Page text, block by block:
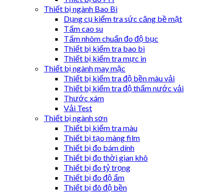
Thiết bị ngành Bao Bì
Dụng cụ kiểm tra sức căng bề mặt
Tấm cao su
Tấm nhôm chuẩn đo độ bục
Thiết bị kiểm tra bao bì
Thiết bị kiểm tra mực in
Thiết bị ngành may mặc
Thiết bị kiểm tra độ bền màu vải
Thiết bị kiểm tra độ thấm nước vải
Thước xám
Vải Test
Thiết bị ngành sơn
Thiết bị kiểm tra màu
Thiết bị tạo màng film
Thiết bị đo bám dính
Thiết bị đo thời gian khô
Thiết bị đo tỷ trọng
Thiết bị đo độ ẩm
Thiết bị đô độ bền